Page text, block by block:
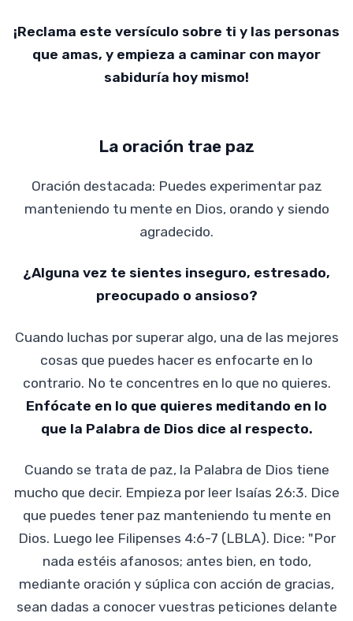
¡Reclama este versículo sobre ti y las personas
que amas, y empieza a caminar con mayor
sabiduría hoy mismo!
La oración trae paz
Oración destacada: Puedes experimentar paz
manteniendo tu mente en Dios, orando y siendo
agradecido.
¿Alguna vez te sientes inseguro, estresado,
preocupado o ansioso?
Cuando luchas por superar algo, una de las mejores
cosas que puedes hacer es enfocarte en lo
contrario. No te concentres en lo que no quieres.
Enfócate en lo que quieres meditando en lo
que la Palabra de Dios dice al respecto.
Cuando se trata de paz, la Palabra de Dios tiene
mucho que decir. Empieza por leer Isaías 26:3. Dice
que puedes tener paz manteniendo tu mente en
Dios. Luego lee Filipenses 4:6-7 (LBLA). Dice: "Por
nada estéis afanosos; antes bien, en todo,
mediante oración y súplica con acción de gracias,
sean dadas a conocer vuestras peticiones delante